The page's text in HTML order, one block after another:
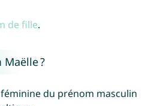
de fille.
Maëlle ?
du prénom masculin